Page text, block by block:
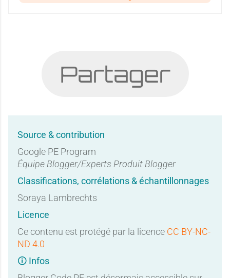
Partager
Source & contribution
Google PE Program
Équipe Blogger/Experts Produit Blogger
Classifications, corrélations & échantillonnages
Soraya Lambrechts
Licence
Ce contenu est protégé par la licence CC BY-NC-
ND 4.0
🛈 Infos